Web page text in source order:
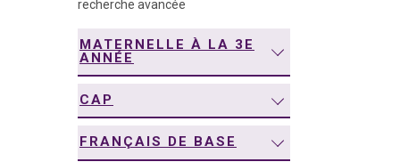
recherche avancée
MATERNELLE À LA 3E
ANNÉE
CAP
FRANÇAIS DE BASE